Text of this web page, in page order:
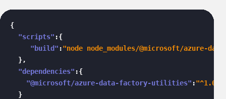
{
"scripts" :{
"build" :"node node_modules/@microsoft/
},
"dependencies" :{
"@microsoft/azure-data-factory-utilities" :
}